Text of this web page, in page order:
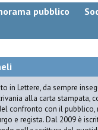
pubblico
in Lettere, da sempre
alla carta stampata,
confronto con il pubblico,
e regista. Dal 2009 è